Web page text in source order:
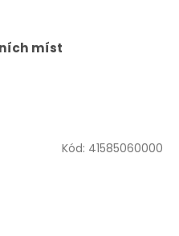
míst
Kód: 41585060000